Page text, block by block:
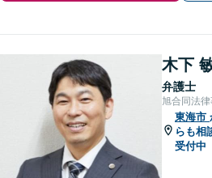
木下
弁護士
旭合同法
東海市
らも相
受付中